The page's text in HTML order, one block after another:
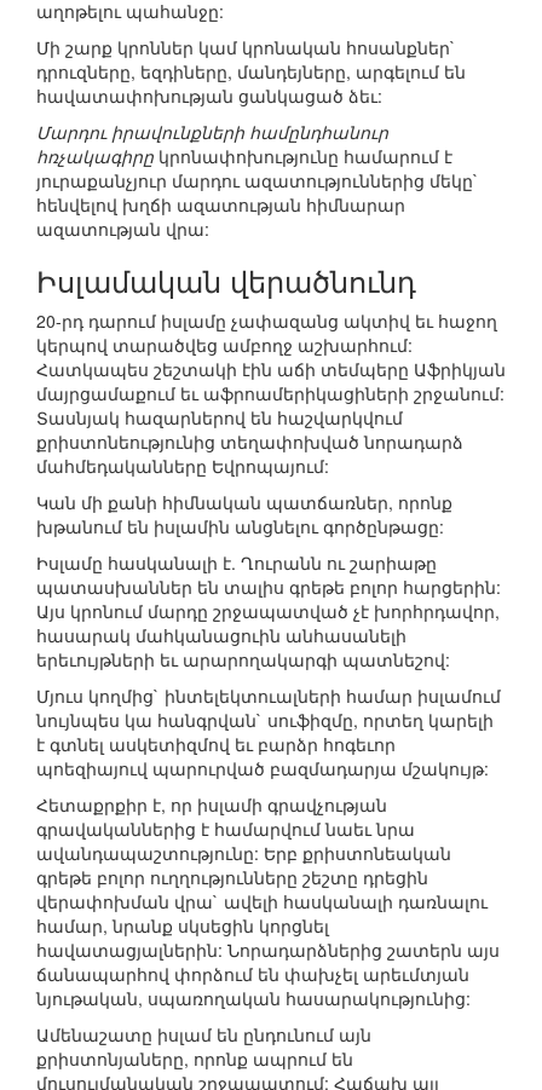
աղոթելու պահանջը:
Մի շարք կրոններ կամ կրոնական հոսանքներ`
դրուզները, եզդիները, մանդեյները, արգելում են
հավատափոխության ցանկացած ձեւ:
Մարդու իրավունքների համընդհանուր
հռչակագիրը կրոնափոխությունը համարում է
յուրաքանչյուր մարդու ազատություններից մեկը`
հենվելով խղճի ազատության հիմնարար
ազատության վրա:
Իսլամական վերածնունդ
20-րդ դարում իսլամը չափազանց ակտիվ եւ հաջող
կերպով տարածվեց ամբողջ աշխարհում:
Հատկապես շեշտակի էին աճի տեմպերը Աֆրիկյան
մայրցամաքում եւ աֆրոամերիկացիների շրջանում:
Տասնյակ հազարներով են հաշվարկվում
քրիստոնեությունից տեղափոխված նորադարձ
մահմեդականները Եվրոպայում:
Կան մի քանի հիմնական պատճառներ, որոնք
խթանում են իսլամին անցնելու գործընթացը:
Իսլամը հասկանալի է. Ղուրանն ու շարիաթը
պատասխաններ են տալիս գրեթե բոլոր հարցերին:
Այս կրոնում մարդը շրջապատված չէ խորհրդավոր,
հասարակ մահկանացուին անհասանելի
երեւույթների եւ արարողակարգի պատնեշով:
Մյուս կողմից` ինտելեկտուալների համար իսլամում
նույնպես կա հանգրվան` սուֆիզմը, որտեղ կարելի
է գտնել ասկետիզմով եւ բարձր հոգեւոր
պոեզիայուվ պարուրված բազմադարյա մշակույթ:
Հետաքրքիր է, որ իսլամի գրավչության
գրավականներից է համարվում նաեւ նրա
ավանդապաշտությունը: Երբ քրիստոնեական
գրեթե բոլոր ուղղությունները շեշտը դրեցին
վերափոխման վրա` ավելի հասկանալի դառնալու
համար, նրանք սկսեցին կորցնել
հավատացյալներին: Նորադարձներից շատերն այս
ճանապարհով փորձում են փախչել արեւմտյան
նյութական, սպառողական հասարակությունից:
Ամենաշատը իսլամ են ընդունում այն
քրիստոնյաները, որոնք ապրում են
մուսուլմանական շրջապատում: Հաճախ այլ